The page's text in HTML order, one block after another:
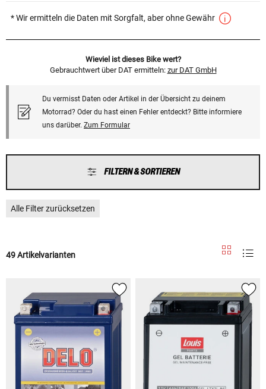
* Wir ermitteln die Daten mit Sorgfalt, aber ohne Gewähr
Wieviel ist dieses Bike wert?
Gebrauchtwert über DAT ermitteln: zur DAT GmbH
Du vermisst Daten oder Artikel in der Übersicht zu deinem
Motorrad? Oder du hast einen Fehler entdeckt? Bitte informiere
uns darüber. Zum Formular
FILTERN & SORTIEREN
Alle Filter zurücksetzen
49 Artikelvarianten